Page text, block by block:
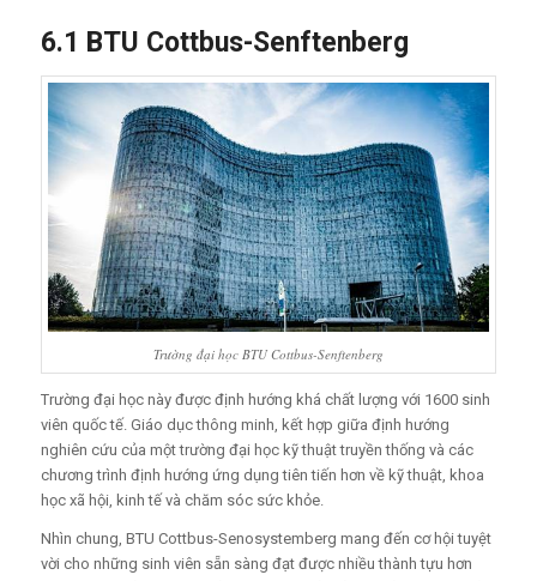
6.1 BTU Cottbus-Senftenberg
Trường đại học BTU Cottbus-Senftenberg
Trường đại học này được định hướng khá chất lượng với 1600 sinh
viên quốc tế. Giáo dục thông minh, kết hợp giữa định hướng
nghiên cứu của một trường đại học kỹ thuật truyền thống và các
chương trình định hướng ứng dụng tiên tiến hơn về kỹ thuật, khoa
học xã hội, kinh tế và chăm sóc sức khỏe.
Nhìn chung, BTU Cottbus-Senosystemberg mang đến cơ hội tuyệt
vời cho những sinh viên sẵn sàng đạt được nhiều thành tựu hơn